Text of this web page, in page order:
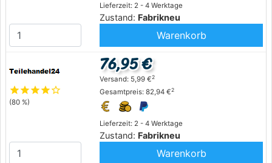
Lieferzeit: 2 - 4 Werktage
Zustand: Fabrikneu
Warenkorb
starstarstarstarstar_outline
(80 %)
Lieferzeit: 2 - 4 Werktage
Zustand: Fabrikneu
76,95 €
Versand: 5,99 €2
Gesamtpreis: 82,94 €2
Warenkorb